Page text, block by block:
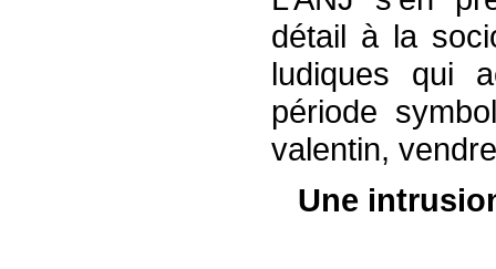
détail à la
ludiques qui
période
valentin,
Une